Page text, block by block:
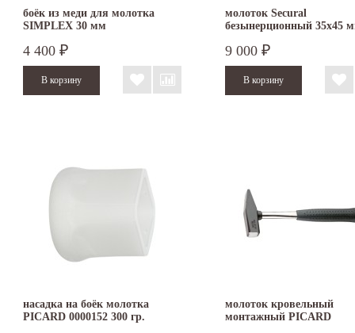
боёк из меди для молотка
SIMPLEX 30 мм
4 400 ₽
молоток Secural
безынерционный 35х45
9 000 ₽
насадка на боёк молотка
PICARD 0000152 300 гр.
молоток кровельный
монтажный PICARD